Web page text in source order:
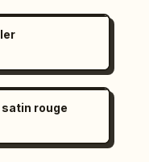
rouge